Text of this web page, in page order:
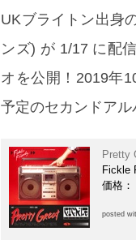
UKブライトン出身
ンズ) が 1/17 に配
オを公開！2019年
予定のセカンドアル
Pretty
Fickle
価格：
posted